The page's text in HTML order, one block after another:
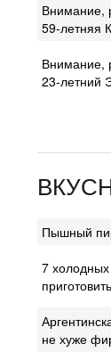
Внимание,
59-летняя
Внимание,
23-летний
Пышный
7
не хуже